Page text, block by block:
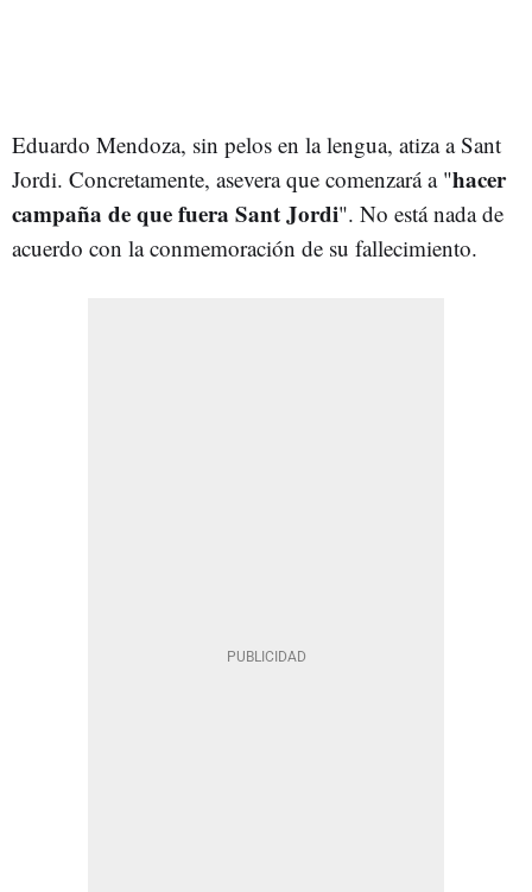
Eduardo Mendoza, sin pelos en la lengua, atiza a Sant
Jordi. Concretamente, asevera que comenzará a "hacer
campaña de que fuera Sant Jordi". No está nada de
acuerdo con la conmemoración de su fallecimiento.